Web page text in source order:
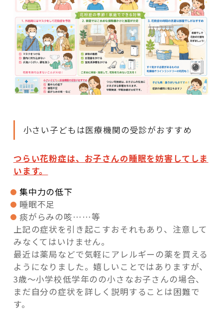
小さい子どもは医療機関の受診がおすすめ
つらい花粉症は、お子さんの睡眠を妨害してしま
います。
集中力の低下
睡眠不足
痰がらみの咳……等
上記の症状を引き起こすおそれもあり、注意して
みなくてはいけません。
最近は薬局などで気軽にアレルギーの薬を買える
ようになりました。嬉しいことではありますが、
3歳～小学校低学年のの小さなお子さんの場合、
まだ自分の症状を詳しく説明することは困難で
す。